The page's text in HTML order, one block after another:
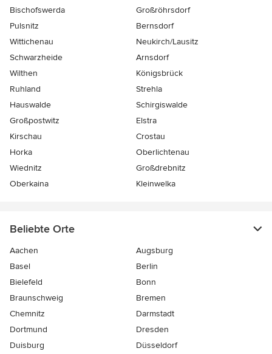
Bischofswerda
Großröhrsdorf
Pulsnitz
Bernsdorf
Wittichenau
Neukirch/Lausitz
Schwarzheide
Arnsdorf
Wilthen
Königsbrück
Ruhland
Strehla
Hauswalde
Schirgiswalde
Großpostwitz
Elstra
Kirschau
Crostau
Horka
Oberlichtenau
Wiednitz
Großdrebnitz
Oberkaina
Kleinwelka
Beliebte Orte
Aachen
Augsburg
Basel
Berlin
Bielefeld
Bonn
Braunschweig
Bremen
Chemnitz
Darmstadt
Dortmund
Dresden
Duisburg
Düsseldorf